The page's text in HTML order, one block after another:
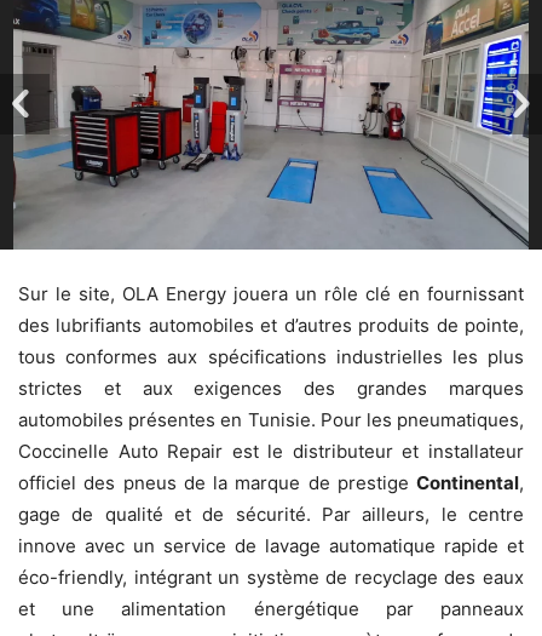
Sur le site, OLA Energy jouera un rôle clé en fournissant
des lubrifiants automobiles et d’autres produits de pointe,
tous conformes aux spécifications industrielles les plus
strictes et aux exigences des grandes marques
automobiles présentes en Tunisie. Pour les pneumatiques,
Coccinelle Auto Repair est le distributeur et installateur
officiel des pneus de la marque de prestige Continental,
gage de qualité et de sécurité. Par ailleurs, le centre
innove avec un service de lavage automatique rapide et
éco-friendly, intégrant un système de recyclage des eaux
et une alimentation énergétique par panneaux